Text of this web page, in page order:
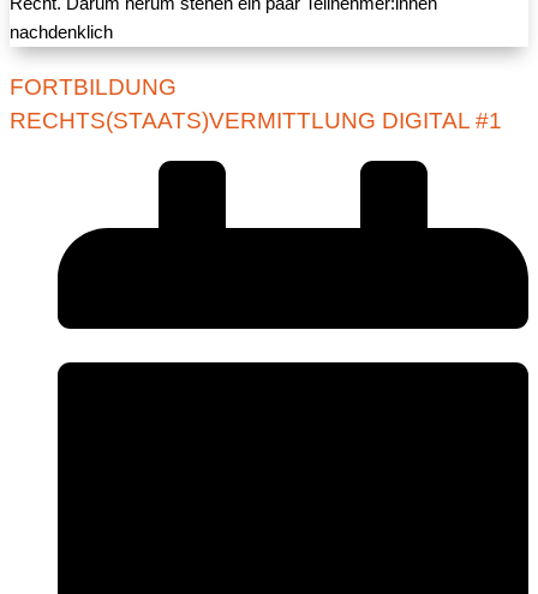
FORTBILDUNG
RECHTS(STAATS)VERMITTLUNG DIGITAL #1